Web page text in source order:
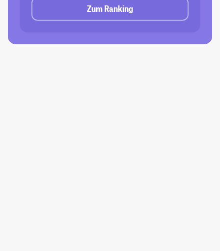
Zum Ranking